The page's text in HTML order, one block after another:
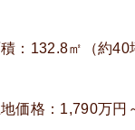
：132.8㎡（約40
価格：1,790万円